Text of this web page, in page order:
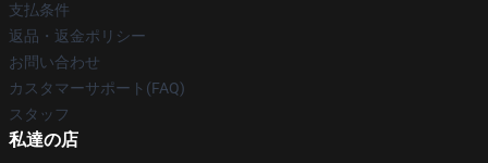
支払条件
返品・返金ポリシー
お問い合わせ
カスタマーサポート(FAQ)
スタッフ
私達の店